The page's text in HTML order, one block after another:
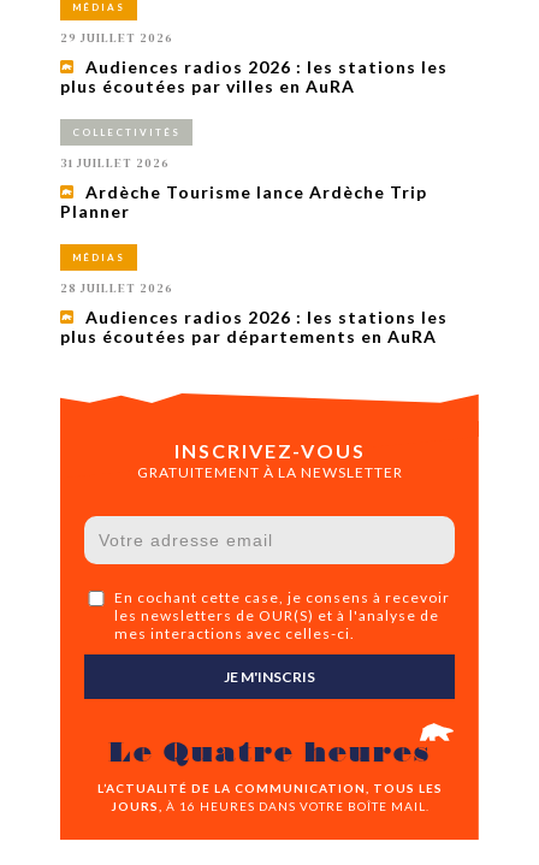
MÉDIAS
29 JUILLET 2026
Audiences radios 2026 : les stations les
plus écoutées par villes en AuRA
COLLECTIVITÉS
31 JUILLET 2026
Ardèche Tourisme lance Ardèche Trip
Planner
MÉDIAS
28 JUILLET 2026
Audiences radios 2026 : les stations les
plus écoutées par départements en AuRA
INSCRIVEZ-VOUS
GRATUITEMENT À LA NEWSLETTER
En cochant cette case, je consens à recevoir
les newsletters de OUR(S) et à l'analyse de
mes interactions avec celles-ci.
JE M'INSCRIS
Le Quatre heures
L’ACTUALITÉ DE LA COMMUNICATION, TOUS LES
JOURS,
À 16 HEURES DANS VOTRE BOÎTE MAIL.